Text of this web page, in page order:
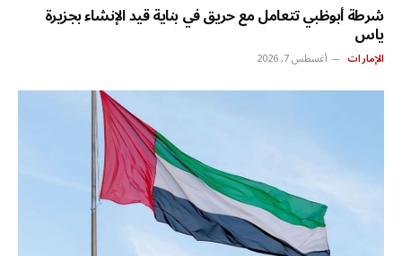
شرطة أبوظبي تتعامل مع حريق في بناية قيد الإنشاء بجزيرة
ياس
الإمارات أغسطس 7, 2026